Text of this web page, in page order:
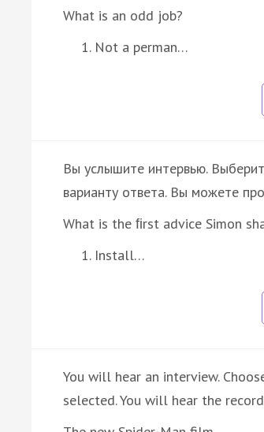
What is an odd job?
Not a perman…
Вы услышите интервью.
варианту ответа. Вы можете
What is the ﬁrst advice Simon
Install…
You will hear an interview.
selected. You will hear the